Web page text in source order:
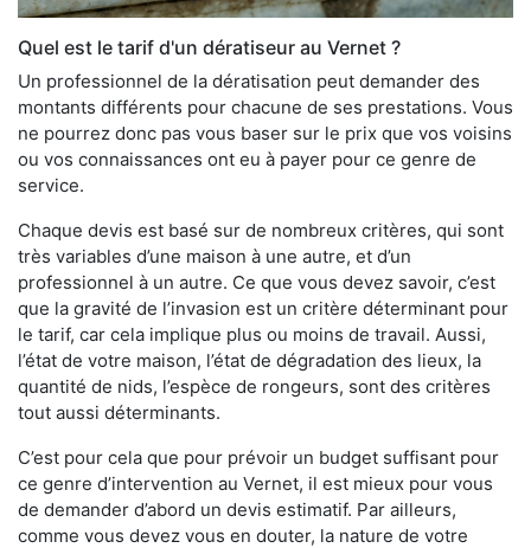
Quel est le tarif d'un dératiseur au Vernet ?
Un professionnel de la dératisation peut demander des
montants différents pour chacune de ses prestations. Vous
ne pourrez donc pas vous baser sur le prix que vos voisins
ou vos connaissances ont eu à payer pour ce genre de
service.
Chaque devis est basé sur de nombreux critères, qui sont
très variables d’une maison à une autre, et d’un
professionnel à un autre. Ce que vous devez savoir, c’est
que la gravité de l’invasion est un critère déterminant pour
le tarif, car cela implique plus ou moins de travail. Aussi,
l’état de votre maison, l’état de dégradation des lieux, la
quantité de nids, l’espèce de rongeurs, sont des critères
tout aussi déterminants.
C’est pour cela que pour prévoir un budget suffisant pour
ce genre d’intervention au Vernet, il est mieux pour vous
de demander d’abord un devis estimatif. Par ailleurs,
comme vous devez vous en douter, la nature de votre